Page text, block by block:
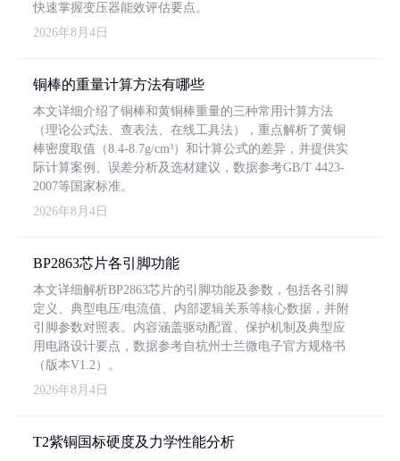
快速掌握变压器能效评估要点。
2026年8月4日
铜棒的重量计算方法有哪些
本文详细介绍了铜棒和黄铜棒重量的三种常用计算方法
（理论公式法、查表法、在线工具法），重点解析了黄铜
棒密度取值（8.4-8.7g/cm³）和计算公式的差异，并提供实
际计算案例、误差分析及选材建议，数据参考GB/T 4423-
2007等国家标准。
2026年8月4日
BP2863芯片各引脚功能
本文详细解析BP2863芯片的引脚功能及参数，包括各引脚
定义、典型电压/电流值、内部逻辑关系等核心数据，并附
引脚参数对照表。内容涵盖驱动配置、保护机制及典型应
用电路设计要点，数据参考自杭州士兰微电子官方规格书
（版本V1.2）。
2026年8月4日
T2紫铜国标硬度及力学性能分析